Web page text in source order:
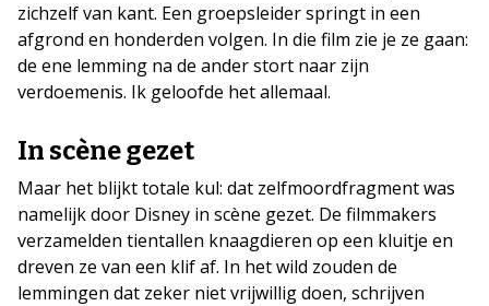
zichzelf van kant. Een groepsleider springt in een
afgrond en honderden volgen. In die film zie je ze gaan:
de ene lemming na de ander stort naar zijn
verdoemenis. Ik geloofde het allemaal.
In scène gezet
Maar het blijkt totale kul: dat zelfmoordfragment was
namelijk door Disney in scène gezet. De filmmakers
verzamelden tientallen knaagdieren op een kluitje en
dreven ze van een klif af. In het wild zouden de
lemmingen dat zeker niet vrijwillig doen, schrijven